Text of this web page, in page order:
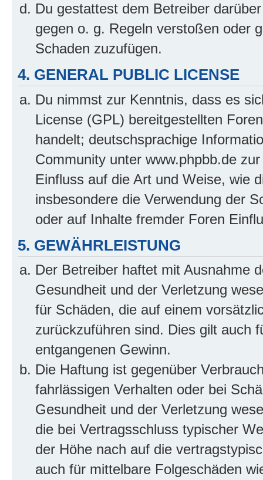
Du gestattest dem Betreiber
gegen o. g. Regeln verstoßen oder
Schaden zuzufügen.
4. GENERAL PUBLIC LICENSE
Du nimmst zur Kenntnis, dass es
License (GPL) bereitgestellten
handelt; deutschsprachige
Community unter www.phpbb.de
Einfluss auf die Art und Weise, wie
insbesondere die Verwendung der
oder auf Inhalte fremder Foren
5. GEWÄHRLEISTUNG
Der Betreiber haftet mit Ausnahme
Gesundheit und der Verletzung
für Schäden, die auf einem
zurückzuführen sind. Dies gilt auch
entgangenen Gewinn.
Die Haftung ist gegenüber
fahrlässigen Verhalten oder bei
Gesundheit und der Verletzung
die bei Vertragsschluss typischer
der Höhe nach auf die
auch für mittelbare Folgeschäden